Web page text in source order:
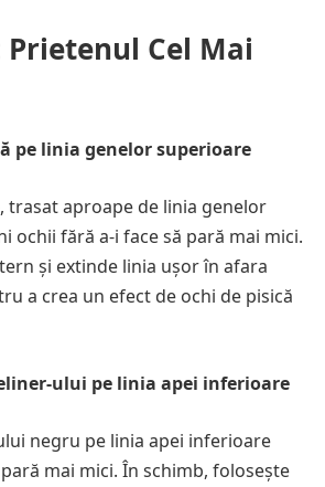
Cel Mai
pe linia genelor superioare
trasat aproape de linia genelor
ochii fără a-i face să pară mai mici.
și extinde linia ușor în afara
a crea un efect de ochi de pisică
ului pe linia apei inferioare
negru pe linia apei inferioare
mai mici. În schimb, folosește